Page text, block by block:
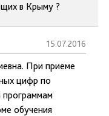
в Крыму ?
15.07.2016
При приеме
цифр по
программам
обучения